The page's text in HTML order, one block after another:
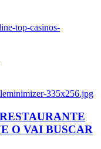
top-casinos-
335x256.jpg
O VAI BUSCAR